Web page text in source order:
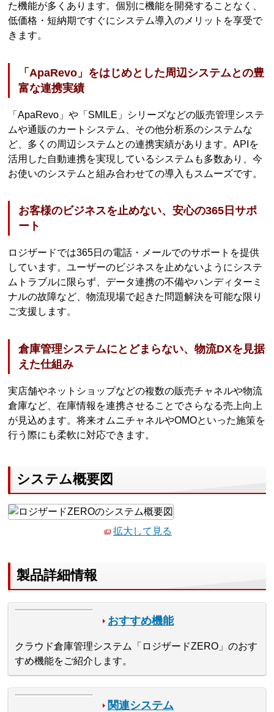
た機能が多くあります。個別に機能を開発することなく、
低価格・短納期ですぐにシステム導入のメリットを享受で
きます。
「ApaRevo」をはじめとした周辺システムとの豊
富な連携実績
「ApaRevo」や「SMILE」シリーズなどの販売管理システ
ムや通販のカートシステム、その他分析系のシステムな
ど、多くの周辺システムとの連携実績があります。APIを
活用した自動連携を実現しているシステムも多数あり、今
お使いのシステムと組み合わせての導入もスムーズです。
お客様のビジネスを止めない、安心の365日サポ
ート
ロジザードでは365日の電話・メールでのサポートを提供
しています。ユーザーのビジネスを止めないようにシステ
ムトラブルに限らず、データ連携の不備やハンディターミ
ナルの故障など、物流現場で起きた問題解決を可能な限り
ご支援します。
倉庫管理システムにとどまらない、物流DXを見据
えた仕組み
実店舗やネットショップなどの複数の販売チャネルや物流
倉庫など、在庫情報を連携させることでさらなる売上向上
が見込めます。将来オムニチャネルやOMOといった施策を
行う際にも柔軟に対応できます。
システム概要図
拡大して見る
製品詳細情報
おすすめ機能
クラウド倉庫管理システム「ロジザードZERO」のおす
すめ機能をご紹介します。
関連システム